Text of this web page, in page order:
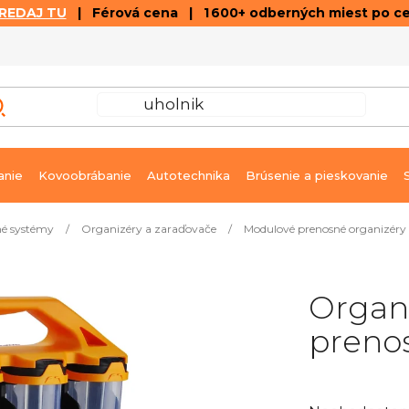
TU | Férová cena | 1 600+ odberných miest po
Kovoobrábanie Autotechnika Brúsenie a pieskovanie
systémy / Organizéry a zaraďovače / Modulové prenosné organizéry